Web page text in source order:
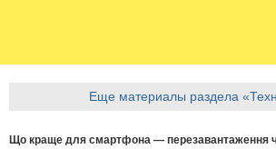
Еще материалы раздела
Що краще для смартфона — перезавантаження